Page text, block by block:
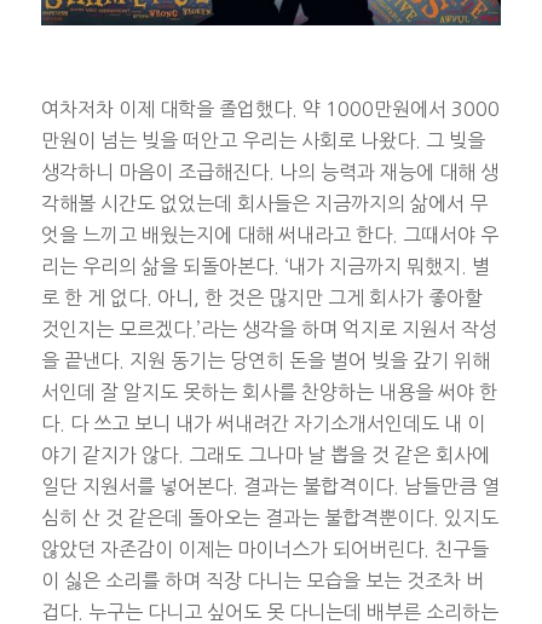
여차저차 이제 대학을 졸업했다. 약 1000만원에서 3000
만원이 넘는 빚을 떠안고 우리는 사회로 나왔다. 그 빚을
생각하니 마음이 조급해진다. 나의 능력과 재능에 대해 생
각해볼 시간도 없었는데 회사들은 지금까지의 삶에서 무
엇을 느끼고 배웠는지에 대해 써내라고 한다. 그때서야 우
리는 우리의 삶을 되돌아본다. ‘내가 지금까지 뭐했지. 별
로 한 게 없다. 아니, 한 것은 많지만 그게 회사가 좋아할
것인지는 모르겠다.’라는 생각을 하며 억지로 지원서 작성
을 끝낸다. 지원 동기는 당연히 돈을 벌어 빚을 갚기 위해
서인데 잘 알지도 못하는 회사를 찬양하는 내용을 써야 한
다. 다 쓰고 보니 내가 써내려간 자기소개서인데도 내 이
야기 같지가 않다. 그래도 그나마 날 뽑을 것 같은 회사에
일단 지원서를 넣어본다. 결과는 불합격이다. 남들만큼 열
심히 산 것 같은데 돌아오는 결과는 불합격뿐이다. 있지도
않았던 자존감이 이제는 마이너스가 되어버린다. 친구들
이 싫은 소리를 하며 직장 다니는 모습을 보는 것조차 버
겁다. 누구는 다니고 싶어도 못 다니는데 배부른 소리하는